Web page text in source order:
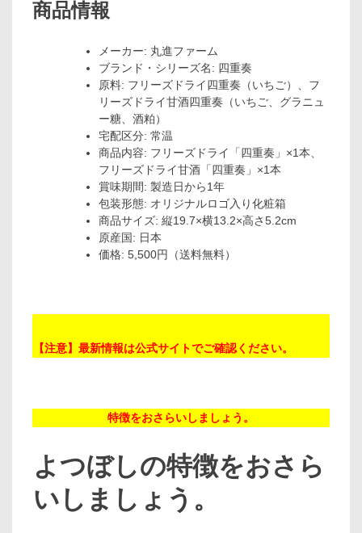
商品情報
メーカー: 丸進ファーム
ブランド・シリーズ名: 四重奏
原料: フリーズドライ四重奏（いちご）、フ
リーズドライ甘酒四重奏（いちご、グラニュ
ー糖、酒粕）
宅配区分: 常温
商品内容: フリーズドライ「四重奏」×1本、
フリーズドライ甘酒「四重奏」×1本
賞味期間: 製造日から1年
包装形態: オリジナルロゴ入り化粧箱
商品サイズ: 縦19.7×横13.2×高さ5.2cm
原産国: 日本
価格: 5,500円（送料無料）
【注意】最新情報は公式サイトでご確認ください。
特徴をおさらいしましょう。
よつぼしの特徴をおさら
いしましょう。